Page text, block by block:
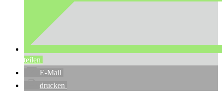
teilen
E-Mail
drucken